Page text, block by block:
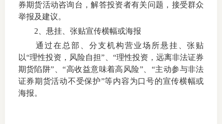
券期货活动咨询台，解答投资者有关问题，接受群众
举报及建议。
2 、悬挂、张贴宣传横幅或海报
通过在总部、分支机构营业场所悬挂、张贴
以“理性投资，风险自担”、“理性投资，远离非法证券
期货陷阱”、“高收益意味着高风险”、“主动参与非法
证券期货活动不受保护”等内容为口号的宣传横幅或
海报。